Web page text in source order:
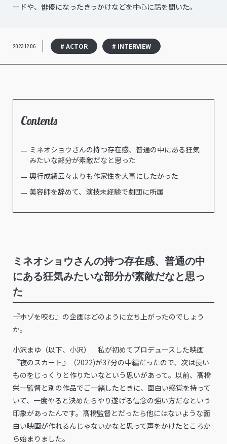
ードや、俳優になったきっかけなどを中心に話を聞いた。
2023.12.06 # ACTOR # INTERVIEW
Contents
ミネオショウさんの持つ存在感、普通の中にある狂気
みたいな部分が素敵だなと思った
興行成績云々よりも作家性を大事にしたかった
美容師を辞めて、演技未経験で劇団に所属
ミネオショウさんの持つ存在感、普通の中
にある狂気みたいな部分が素敵だなと思っ
た
――『ホゾを咬む』の企画はどのように立ち上がったのでしょう
か。
小沢まゆ（以下、小沢） 私が初めてプロデュースした映画
『夜のスカート』（2022)が37分の中編だったので、次は長い
ものをじっくりと作りたいなという思いがあって。以前、髙橋
栄一監督と別の作品でご一緒したときに、面白い感覚を持って
いて、一度やると決めたらやり遂げる信念の強い方だなという
印象があったんです。髙橋監督とだったら他にはないような面
白い映画が作れるんじゃないかなと思って声をかけたところか
ら始まりました。